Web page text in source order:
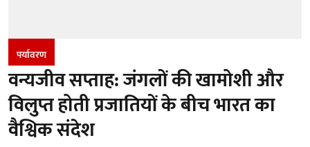
पर्यावरण
वन्यजीव सप्ताह: जंगलों की खामोशी और
विलुप्त होती प्रजातियों के बीच भारत का
वैश्विक संदेश